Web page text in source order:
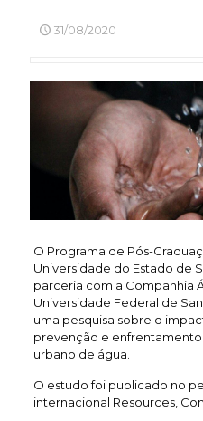
31/08/2020
O Programa de Pós-
Universidade do Estado de
parceria com a Companhia
Universidade Federal de
uma pesquisa sobre o
prevenção e enfrentamento
urbano de água.
O estudo foi publicado no
internacional Resources,